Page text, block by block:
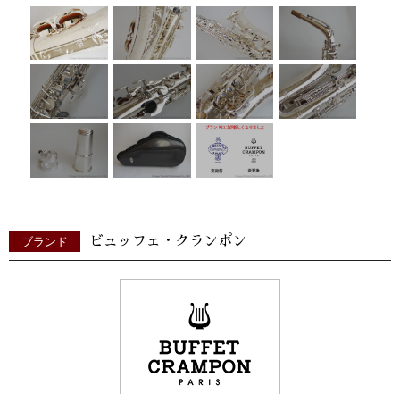
ブランド ビュッフェ・クランポン